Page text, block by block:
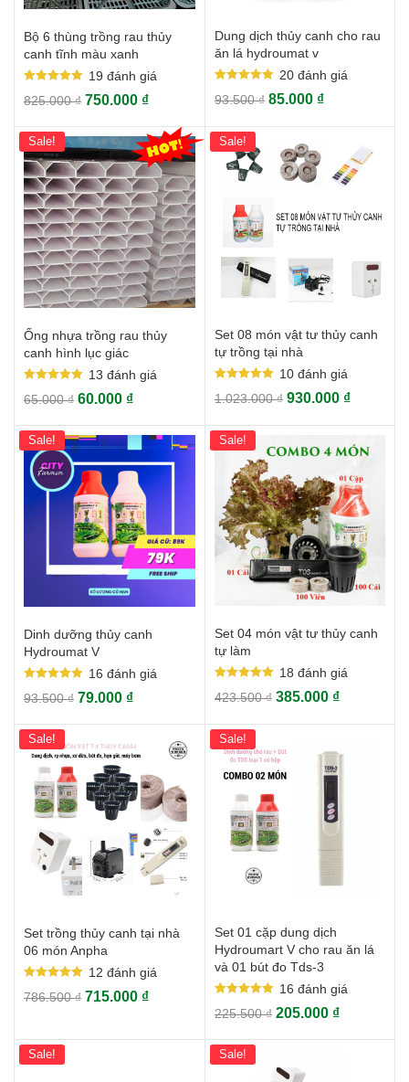
Bộ 6 thùng trồng rau thủy
canh tĩnh màu xanh
5.00
19 đánh giá
825.000₫ 750.000 ₫
Dung dịch thủy canh cho rau
ăn lá hydroumat v
5.00
20đánh giá
93.500₫ 85.000 ₫
Sale!
Ống nhựa trồng rau thủy
canh hình lục giác
5.00
13 đánh giá
65.000₫ 60.000 ₫
Sale!
Set 08 món vật tư thủy canh
tự trồng tại nhà
5.00
10đánh giá
1.023.000₫ 930.000 ₫
Sale!
Dinh dưỡng thủy canh
Hydroumat V
5.00
16 đánh giá
93.500₫ 79.000 ₫
Sale!
Set 04 món vật tư thủy canh
tự làm
5.00
18 đánh giá
423.500₫ 385.000 ₫
Sale!
Set trồng thủy canh tại nhà
06 món Anpha
5.00
12 đánh giá
786.500₫ 715.000 ₫
Sale!
Set 01 cặp dung dịch
Hydroumart V cho rau ăn lá
và 01 bút đo Tds-3
5.00
16 đánh giá
225.500₫ 205.000 ₫
Sale! Sale!